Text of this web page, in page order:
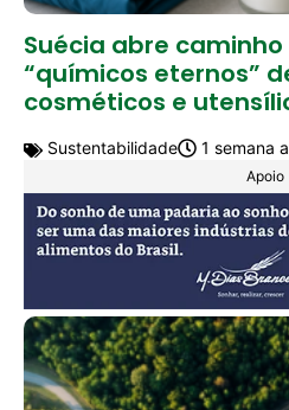
Suécia abre
“químicos eternos”
cosméticos e
Sustentabilidade 1 semana
Apoio